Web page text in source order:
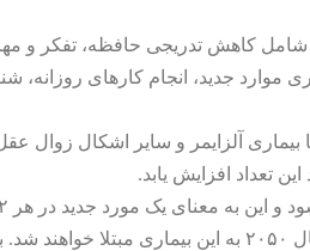
شامل کاهش تدریجی حافظه، تفکر و
موارد جدید، انجام کارهای روزانه،
نفر در سراسر دنیا با بیماری آلزایمر و سایر
تعداد افزایش یابد.
شده تا کارشناسان تخمین بزنند که بیشتر از ۱۵۰ میلیون نفر تا سال